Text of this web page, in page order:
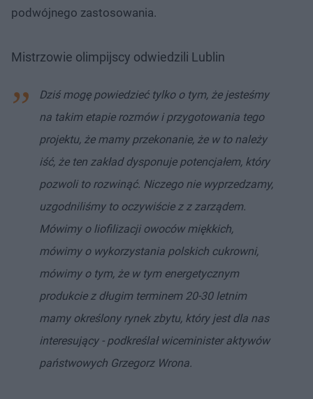
podwójnego zastosowania.
Mistrzowie olimpijscy odwiedzili Lublin
Dziś mogę powiedzieć tylko o tym, że jesteśmy
na takim etapie rozmów i przygotowania tego
projektu, że mamy przekonanie, że w to należy
iść, że ten zakład dysponuje potencjałem, który
pozwoli to rozwinąć. Niczego nie wyprzedzamy,
uzgodniliśmy to oczywiście z z zarządem.
Mówimy o liofilizacji owoców miękkich,
mówimy o wykorzystania polskich cukrowni,
mówimy o tym, że w tym energetycznym
produkcie z długim terminem 20-30 letnim
mamy określony rynek zbytu, który jest dla nas
interesujący - podkreślał wiceminister aktywów
państwowych Grzegorz Wrona.